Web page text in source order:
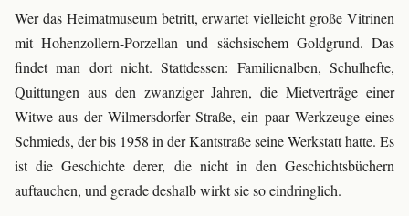
Wer das Heimatmuseum betritt, erwartet vielleicht große Vitrinen
mit Hohenzollern-Porzellan und sächsischem Goldgrund. Das
findet man dort nicht. Stattdessen: Familienalben, Schulhefte,
Quittungen aus den zwanziger Jahren, die Mietverträge einer
Witwe aus der Wilmersdorfer Straße, ein paar Werkzeuge eines
Schmieds, der bis 1958 in der Kantstraße seine Werkstatt hatte. Es
ist die Geschichte derer, die nicht in den Geschichtsbüchern
auftauchen, und gerade deshalb wirkt sie so eindringlich.